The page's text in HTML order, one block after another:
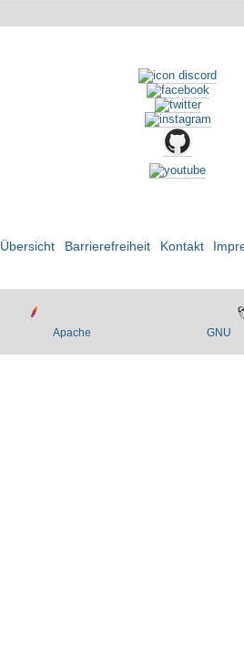
Übersicht Barrierefreiheit Kontakt
Apache GNU